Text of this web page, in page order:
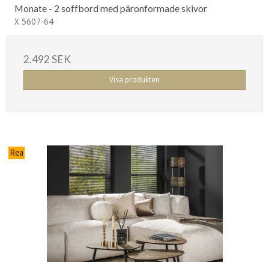
Monate - 2 soffbord med päronformade skivor
X 5607-64
2.492 SEK
Visa produkten
Rea